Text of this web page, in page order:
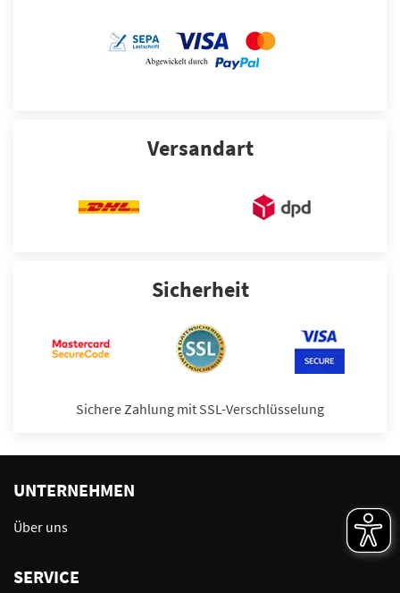
Versandart
Sicherheit
Sichere Zahlung mit SSL-Verschlüsselung
UNTERNEHMEN
Über uns
SERVICE